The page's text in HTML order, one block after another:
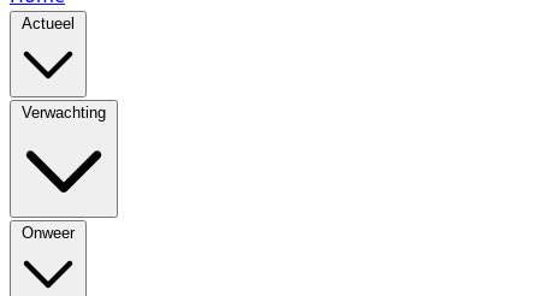
Actueel
Verwachting
Onweer